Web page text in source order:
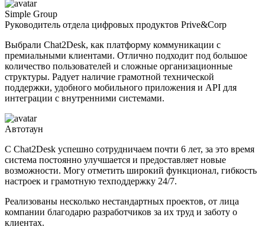
Simple Group
Руководитель отдела цифровых продуктов Prive&Corp
Выбрали Chat2Desk, как платформу коммуникации с
премиальными клиентами. Отлично подходит под большое
количество пользователей и сложные организационные
структуры. Радует наличие грамотной технической
поддержки, удобного мобильного приложения и API для
интеграции с внутренними системами.
Автотаун
С Chat2Desk успешно сотрудничаем почти 6 лет, за это время
система постоянно улучшается и предоставляет новые
возможности. Могу отметить широкий функционал, гибкость
настроек и грамотную техподдержку 24/7.
Реализованы несколько нестандартных проектов, от лица
компании благодарю разработчиков за их труд и заботу о
клиентах.